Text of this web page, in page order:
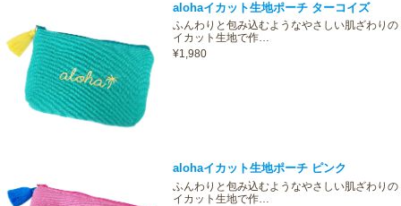
alohaイカット生地ポーチ ターコイズ
ふんわりと包み込むようなやさしい肌ざわりの
イカット生地で作…
¥1,980
alohaイカット生地ポーチ ピンク
ふんわりと包み込むようなやさしい肌ざわりの
イカット生地で作…